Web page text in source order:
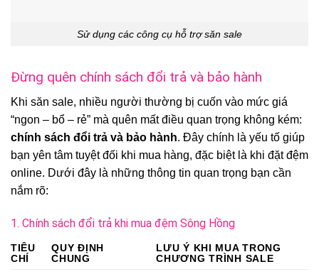
Sử dụng các công cụ hỗ trợ săn sale
Đừng quên chính sách đổi trả và bảo hành
Khi săn sale, nhiều người thường bị cuốn vào mức giá
“ngon – bổ – rẻ” mà quên mất điều quan trọng không kém:
chính sách đổi trả và bảo hành. Đây chính là yếu tố giúp
bạn yên tâm tuyệt đối khi mua hàng, đặc biệt là khi đặt đệm
online. Dưới đây là những thông tin quan trọng bạn cần
nắm rõ:
1. Chính sách đổi trả khi mua đệm Sông Hồng
TIÊU
CHÍ
QUY ĐỊNH
CHUNG
LƯU Ý KHI MUA TRONG
CHƯƠNG TRÌNH SALE